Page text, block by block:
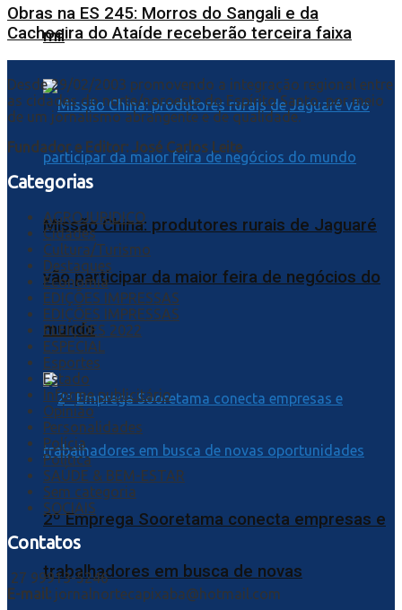
mil
Missão China: produtores rurais de Jaguaré
vão participar da maior feira de negócios do
mundo
2º Emprega Sooretama conecta empresas e
trabalhadores em busca de novas
Obras na ES 245: Morros do Sangali e da
Cachoeira do Ataíde receberão terceira faixa
Desde 29/02/2003 promovendo a integração regional entre
as cidades do norte/noroeste do Espírito Santo, por meio
de um jornalismo abrangente e de qualidade.
Fundador e Editor: José Carlos Leite
Categorias
AGROJURIDICO
Cidades
Cultura/Turismo
Destaques
Economia
EDIÇÕES IMPRESSAS
EDIÇÕES IMPRESSAS
ELEIÇÕES 2022
ESPECIAL
Esportes
Estado
Informe publicitário
Opinião
Personalidades
Polícia
Política
SAÚDE & BEM-ESTAR
Sem categoria
SOCIAIS
Contatos
27 99913-5246
E-mail: jornalnortecapixaba@hotmail.com